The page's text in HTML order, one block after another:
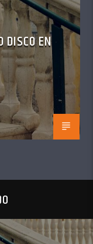
DISCO EN